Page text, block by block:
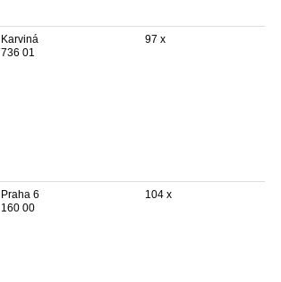
Karviná
736 01
97 x
Praha 6
160 00
104 x